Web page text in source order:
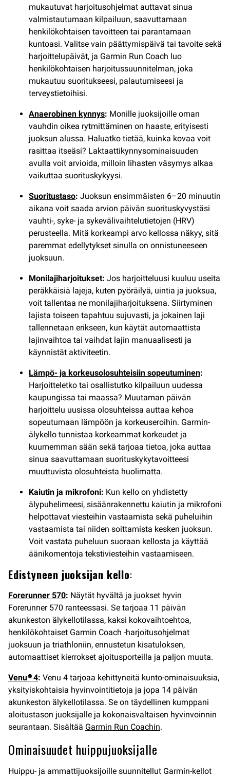
mukautuvat harjoitusohjelmat auttavat sinua
valmistautumaan kilpailuun, saavuttamaan
henkilökohtaisen tavoitteen tai parantamaan
kuntoasi. Valitse vain päättymispäivä tai tavoite sekä
harjoittelupäivät, ja Garmin Run Coach luo
henkilökohtaisen harjoitussuunnitelman, joka
mukautuu suoritukseesi, palautumiseesi ja
terveystietoihisi.
Anaerobinen kynnys: Monille juoksijoille oman
vauhdin oikea rytmittäminen on haaste, erityisesti
juoksun alussa. Haluatko tietää, kuinka kovaa voit
rasittaa itseäsi? Laktaattikynnysominaisuuden
avulla voit arvioida, milloin lihasten väsymys alkaa
vaikuttaa suorituskykyysi.
Suoritustaso: Juoksun ensimmäisten 6–20 minuutin
aikana voit saada arvion päivän suorituskyvystäsi
vauhti-, syke- ja sykevälivaihtelutietojen (HRV)
perusteella. Mitä korkeampi arvo kellossa näkyy, sitä
paremmat edellytykset sinulla on onnistuneeseen
juoksuun.
Monilajiharjoitukset: Jos harjoitteluusi kuuluu useita
peräkkäisiä lajeja, kuten pyöräilyä, uintia ja juoksua,
voit tallentaa ne monilajiharjoituksena. Siirtyminen
lajista toiseen tapahtuu sujuvasti, ja jokainen laji
tallennetaan erikseen, kun käytät automaattista
lajinvaihtoa tai vaihdat lajin manuaalisesti ja
käynnistät aktiviteetin.
Lämpö- ja korkeusolosuhteisiin sopeutuminen:
Harjoitteletko tai osallistutko kilpailuun uudessa
kaupungissa tai maassa? Muutaman päivän
harjoittelu uusissa olosuhteissa auttaa kehoa
sopeutumaan lämpöön ja korkeuseroihin. Garmin-
älykello tunnistaa korkeammat korkeudet ja
kuumemman sään sekä tarjoaa tietoa, joka auttaa
sinua saavuttamaan suorituskykytavoitteesi
muuttuvista olosuhteista huolimatta.
Kaiutin ja mikrofoni: Kun kello on yhdistetty
älypuhelimeesi, sisäänrakennettu kaiutin ja mikrofoni
helpottavat viesteihin vastaamista sekä puheluihin
vastaamista tai niiden soittamista kesken juoksun.
Voit vastata puheluun suoraan kellosta ja käyttää
äänikomentoja tekstiviesteihin vastaamiseen.
Edistyneen juoksijan kello:
Forerunner 570: Näytät hyvältä ja juokset hyvin
Forerunner 570 ranteessasi. Se tarjoaa 11 päivän
akunkeston älykellotilassa, kaksi kokovaihtoehtoa,
henkilökohtaiset Garmin Coach -harjoitusohjelmat
juoksuun ja triathloniin, ennustetun kisatuloksen,
automaattiset kierrokset ajoitusporteilla ja paljon muuta.
Venu® 4: Venu 4 tarjoaa kehittyneitä kunto-ominaisuuksia,
yksityiskohtaisia hyvinvointitietoja ja jopa 14 päivän
akunkeston älykellotilassa. Se on täydellinen kumppani
aloitustason juoksijalle ja kokonaisvaltaisen hyvinvoinnin
seurantaan. Sisältää Garmin Run Coachin.
Ominaisuudet huippujuoksijalle
Huippu- ja ammattijuoksijoille suunnitellut Garmin-kellot